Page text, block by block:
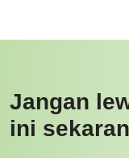
Jangan
ini